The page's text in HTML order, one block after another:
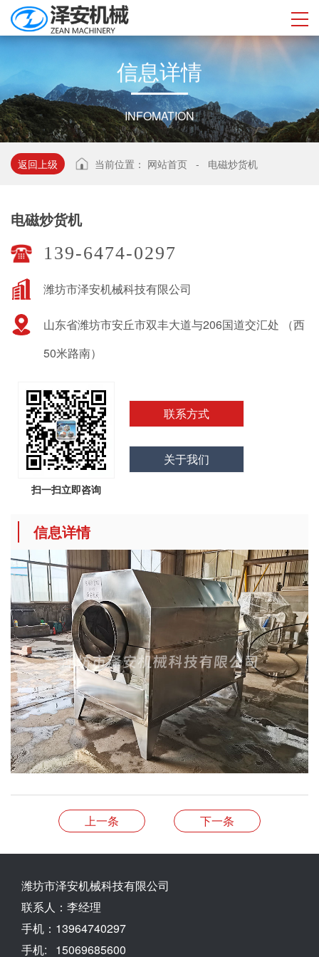
信息详情
INFOMATION
返回上级 当前位置： 网站首页 - 电磁炒货机
电磁炒货机
139-6474-0297
潍坊市泽安机械科技有限公司
山东省潍坊市安丘市双丰大道与206国道交汇处 （西
50米路南）
扫一扫立即咨询
联系方式
关于我们
信息详情
上一条 下一条
潍坊市泽安机械科技有限公司
联系人：李经理
手机：13964740297
手机: 15069685600